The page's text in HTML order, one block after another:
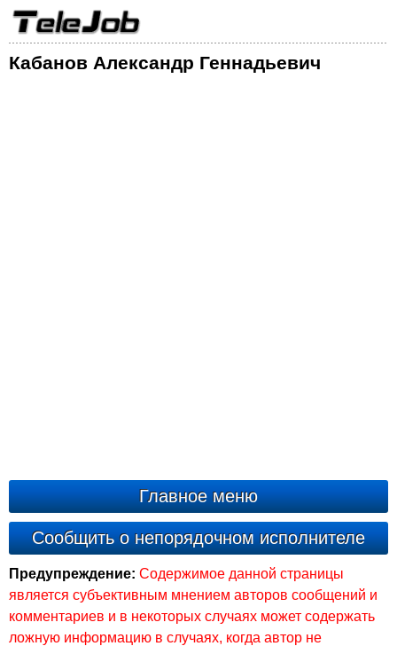
Кабанов Александр Геннадьевич
Главное меню
Сообщить о непорядочном исполнителе
Предупреждение: Содержимое данной страницы
является субъективным мнением авторов сообщений и
комментариев и в некоторых случаях может содержать
ложную информацию в случаях, когда автор не